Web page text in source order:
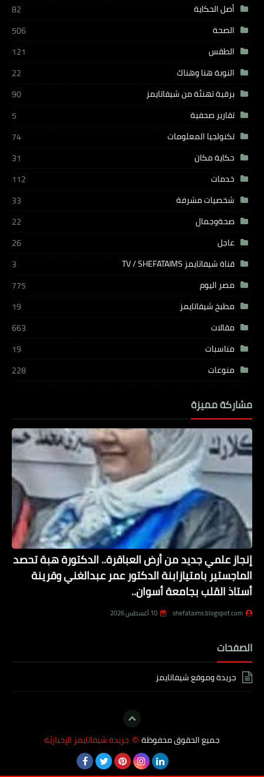
أصل الحكاية
82
الصحة
506
الطقس
121
النوبة هنا وهناك
22
برقية تهنئة من شيفاتايمز
90
تقارير صحفية
5
تكنولجيا المعلومات
74
حكاية مكان
31
خدمات
112
شخصيات مشرفة
33
صحةوجمال
22
عاجل
26
قناة شيفاتايمز TV / SHEFATAIMS
3
مصر اليوم
775
مطبخ شيفاتايمز
19
مقالات
663
مناسبات
19
منوعات
228
مشاركة مميزة
إنجاز علمي جديد من أرض العباقرة.. الدكتورة هبة تحصد
الماجستير بامتيازابنة الدكتور عمر عبدالغني وقرينة
أستاذ القلب بجامعة أسوان..
shefataims.blogspot.com 10 أغسطس 2026
الصفحات
جريدة وموقع شيفاتايمز
جميع الحقوق محفوظة © جريدة شيفاتايمز الإخباريّة